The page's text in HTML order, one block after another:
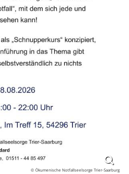
© Ökumenische Notfallseelsorge Trier-Saarburg